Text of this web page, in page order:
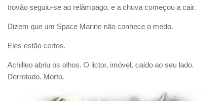
trovão seguiu-se ao relâmpago, e a chuva começou a cair.
Dizem que um Space Marine não conhece o medo.
Eles estão certos.
Achilleo abriu os olhos. O lictor, imóvel, caído ao seu lado.
Derrotado. Morto.